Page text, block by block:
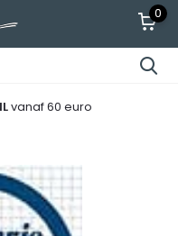
0
vanaf 60 euro